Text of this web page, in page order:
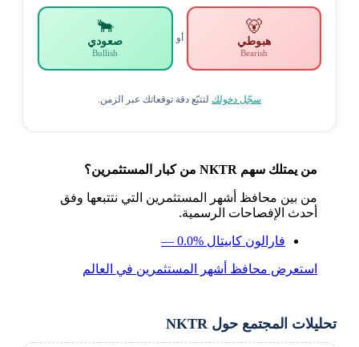
🐻
هبوطي
Bearish
أو
🐂
صعودي
Bullish
سجّل دخولكلتتبّع دقة توقعاتك عبر الزمن.
من يمتلك سهم NKTR من كبار المستثمرين؟
من بين محافظ أشهر المستثمرين التي نتتبعها وفق
أحدث الإفصاحات الرسمية.
فارالون كابيتال — 0.0%
استعرض محافظ أشهر المستثمرين في العالم
تحليلات المجتمع حول NKTR